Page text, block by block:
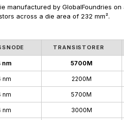
manufactured by GlobalFoundries
across a die area of 232 mm².
TRANSISTORER
nm 5700M
nm 2200M
nm 5700M
nm 3000M